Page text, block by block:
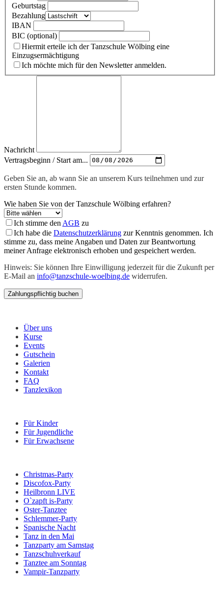
Geburtstag
Bezahlung
IBAN
BIC (optional)
Hiermit erteile ich der Tanzschule Wölbing eine
Einzugsermächtigung
Ich möchte mich für den Newsletter anmelden.
Nachricht
Vertragsbeginn / Start am...
Geben Sie an, ab wann Sie an unserem Kurs teilnehmen und zur
ersten Stunde kommen.
Wie haben Sie von der Tanzschule Wölbing erfahren?
Ich stimme den AGB zu
Ich habe die Datenschutzerklärung zur Kenntnis genommen. Ich
stimme zu, dass meine Angaben und Daten zur Beantwortung
meiner Anfrage elektronisch erhoben und gespeichert werden.
Hinweis: Sie können Ihre Einwilligung jederzeit für die Zukunft per
E-Mail an info@tanzschule-woelbing.de widerrufen.
Bitte nicht ausfüllen.
Zahlungspflichtig buchen
Über uns
Kurse
Events
Gutschein
Galerien
Kontakt
FAQ
Tanzlexikon
Für Kinder
Für Jugendliche
Für Erwachsene
Christmas-Party
Discofox-Party
Heilbronn LIVE
O`zapft is-Party
Oster-Tanztee
Schlemmer-Party
Spanische Nacht
Tanz in den Mai
Tanzparty am Samstag
Tanzschuhverkauf
Tanztee am Sonntag
Vampir-Tanzparty